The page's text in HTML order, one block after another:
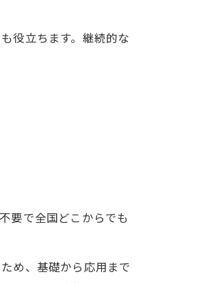
役立ちます。継続的な
要で全国どこからでも
め、基礎から応用まで